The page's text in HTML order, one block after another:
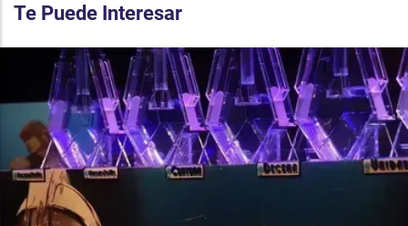
Te Puede Interesar